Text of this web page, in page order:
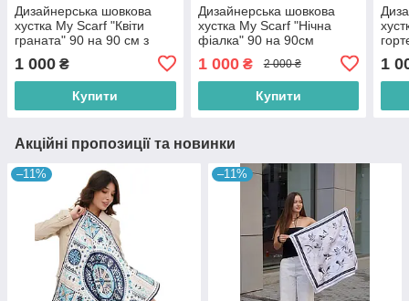
Дизайнерська шовкова
хустка My Scarf "Квіти
граната" 90 на 90 см з
1 000 ₴
Купити
Дизайнерська шовкова
хустка My Scarf "Нічна
фіалка" 90 на 90см
натуральним агатом
1 000₴ 2 000 ₴
Купити
1
Акційні пропозиції та новинки
–11% –11%